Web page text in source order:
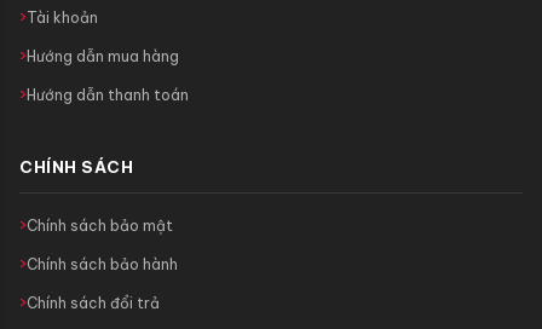
Tài khoản
Hướng dẫn mua hàng
Hướng dẫn thanh toán
CHÍNH SÁCH
Chính sách bảo mật
Chính sách bảo hành
Chính sách đổi trả